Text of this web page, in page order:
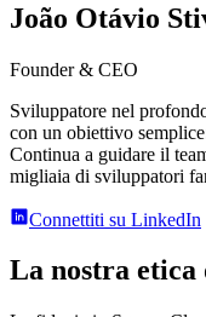
João Otávio
Founder & CEO
Sviluppatore nel
con un obiettivo
Continua a guidare il
migliaia di sviluppatori
Connettiti su LinkedIn
La nostra etica